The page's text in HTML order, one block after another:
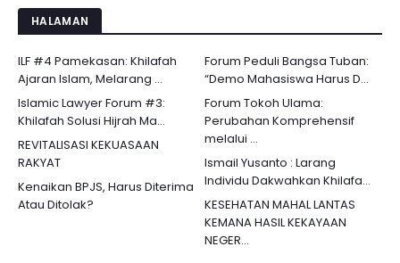
HALAMAN
ILF #4 Pamekasan: Khilafah
Ajaran Islam, Melarang ...
Forum Peduli Bangsa Tuban:
“Demo Mahasiswa Harus D...
Islamic Lawyer Forum #3:
Khilafah Solusi Hijrah Ma...
Forum Tokoh Ulama:
Perubahan Komprehensif
melalui ...
REVITALISASI KEKUASAAN
RAKYAT
Ismail Yusanto : Larang
Individu Dakwahkan Khilafa...
Kenaikan BPJS, Harus Diterima
Atau Ditolak?
KESEHATAN MAHAL LANTAS
KEMANA HASIL KEKAYAAN
NEGER...